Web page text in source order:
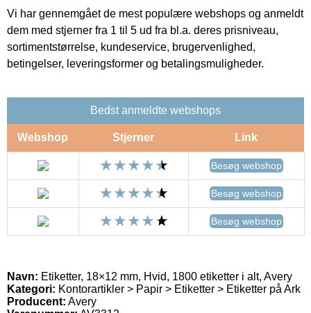
Vi har gennemgået de mest populære webshops og anmeldt
dem med stjerner fra 1 til 5 ud fra bl.a. deres prisniveau,
sortimentstørrelse, kundeservice, brugervenlighed,
betingelser, leveringsformer og betalingsmuligheder.
Bedst anmeldte webshops
Webshop Stjerner Link
Besøg webshop
Besøg webshop
Besøg webshop
Navn: Etiketter, 18×12 mm, Hvid, 1800 etiketter i alt, Avery
Kategori: Kontorartikler > Papir > Etiketter > Etiketter på Ark
Producent: Avery